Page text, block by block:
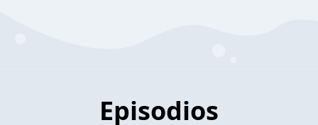
Episodios